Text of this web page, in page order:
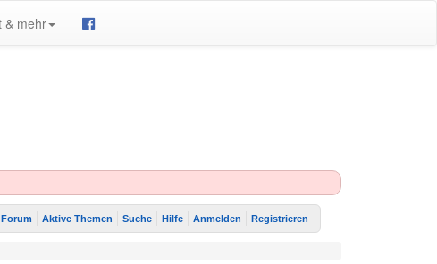
& mehr
Forum Aktive Themen Suche Hilfe Anmelden Registrieren